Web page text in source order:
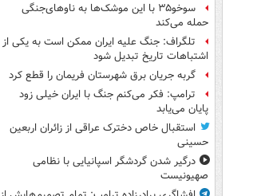
سوخو۳۵ با این موشک‌ها به ناوهای‌جنگی
حمله می‌کند
تلگراف: جنگ علیه ایران ممکن است به یکی از
اشتباهات تاریخ تبدیل شود
گربه جریان برق شهرستان فریمان را قطع کرد
ترامپ: فکر می‌کنم جنگ با ایران خیلی زود
پایان می‌یابد
استقبال خاص دخترک عراقی از زائران اربعین
حسینی
درگیر شدن گردشگر اسپانیایی با نظامی
صهیونیست